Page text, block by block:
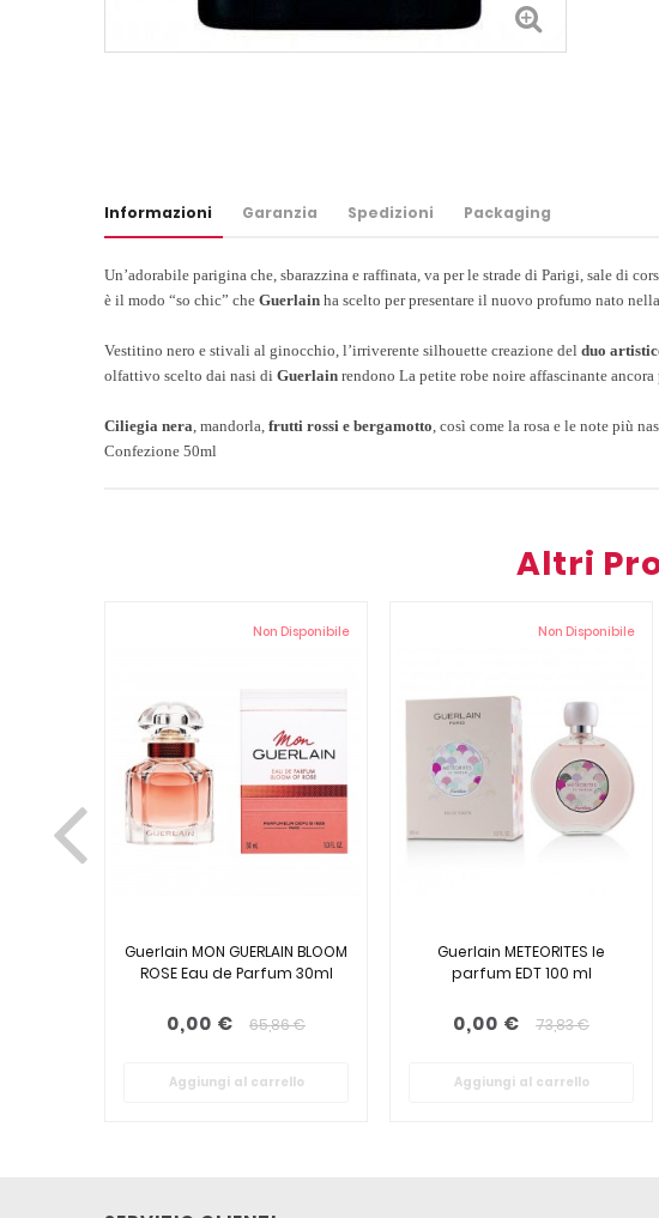
Informazioni Garanzia Spedizioni Packaging
Un’adorabile parigina che, sbarazzina e raffinata, va per le strade di Parigi, sale di
è il modo “so chic” che Guerlain ha scelto per presentare il nuovo profumo nato
Vestitino nero e stivali al ginocchio, l’irriverente silhouette creazione del duo
olfattivo scelto dai nasi di Guerlain rendono La petite robe noire affascinante
Ciliegia nera, mandorla, frutti rossi e bergamotto, così come la rosa e le note più
Confezione 50ml
Altri
Non Disponibile
Guerlain MON GUERLAIN BLOOM
ROSE Eau de Parfum 30ml
0,00 € 65,86 €
Aggiungi al carrello
Non Disponibile
Guerlain METEORITES le
parfum EDT 100 ml
0,00 € 73,83 €
Aggiungi al carrello